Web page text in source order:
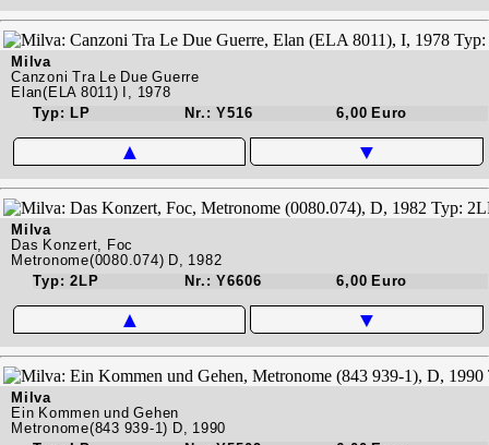
Milva
Canzoni Tra Le Due Guerre
Elan(ELA 8011) I, 1978
Typ: LP
Nr.: Y516 6,00 Euro
▲ ▼
Milva
Das Konzert, Foc
Metronome(0080.074) D, 1982
Typ: 2LP
Nr.: Y6606 6,00 Euro
▲ ▼
Milva
Ein Kommen und Gehen
Metronome(843 939-1) D, 1990